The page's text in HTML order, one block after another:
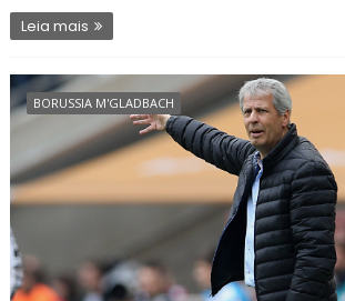
Leia mais
BORUSSIA M'GLADBACH